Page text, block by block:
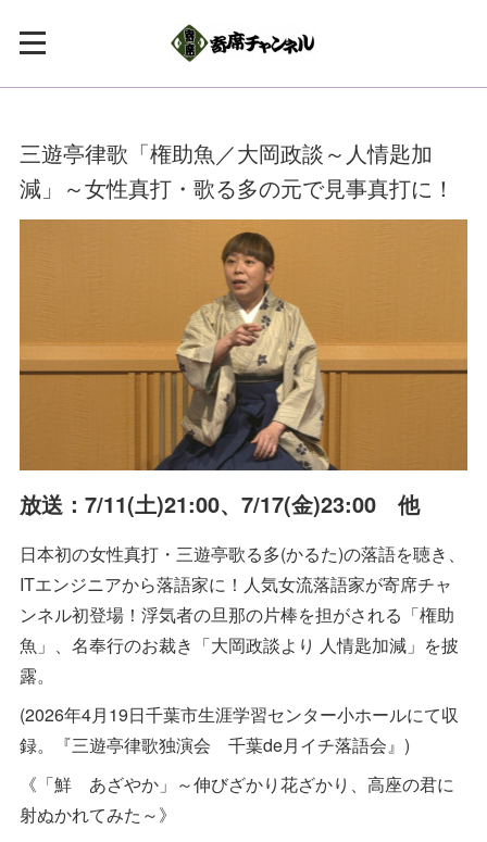
三遊亭律歌「権助魚／大岡政談～人情匙加
減」～女性真打・歌る多の元で見事真打に！
放送：7/11(土)21:00、7/17(金)23:00 他
日本初の女性真打・三遊亭歌る多(かるた)の落語を聴き、
ITエンジニアから落語家に！人気女流落語家が寄席チャ
ンネル初登場！浮気者の旦那の片棒を担がされる「権助
魚」、名奉行のお裁き「大岡政談より 人情匙加減」を披
露。
(2026年4月19日千葉市生涯学習センター小ホールにて収
録。『三遊亭律歌独演会 千葉de月イチ落語会』)
《「鮮 あざやか」～伸びざかり花ざかり、高座の君に
射ぬかれてみた～》